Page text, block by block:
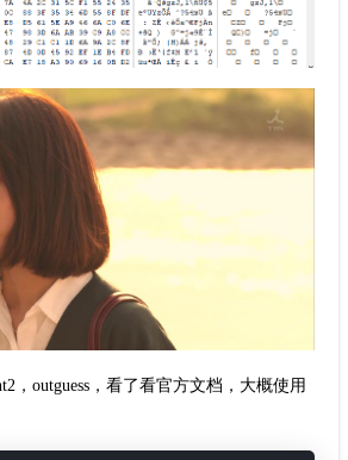
outguess，看了看官方文档，大概使用